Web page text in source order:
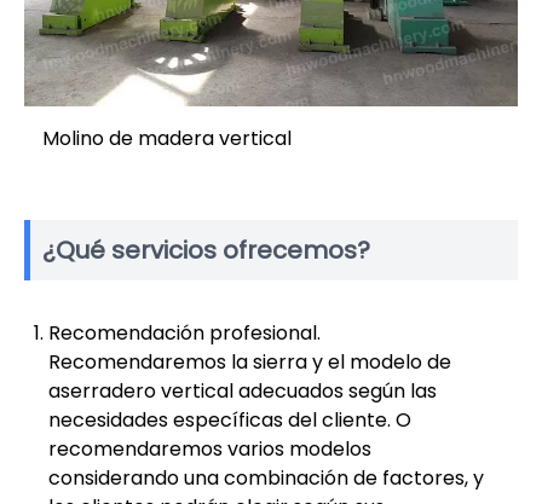
Molino de madera vertical
¿Qué servicios ofrecemos?
Recomendación profesional.
Recomendaremos la sierra y el modelo de
aserradero vertical adecuados según las
necesidades específicas del cliente. O
recomendaremos varios modelos
considerando una combinación de factores, y